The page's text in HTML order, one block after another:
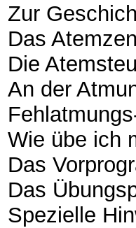
Zur
Das
Die
An der
Wie übe ich
Das
Das
Spezielle